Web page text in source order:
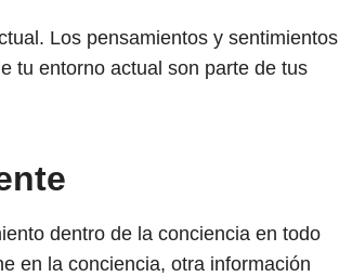
Los pensamientos y sentimientos
tu entorno actual son parte de tus
dentro de la conciencia en todo
en la conciencia, otra información